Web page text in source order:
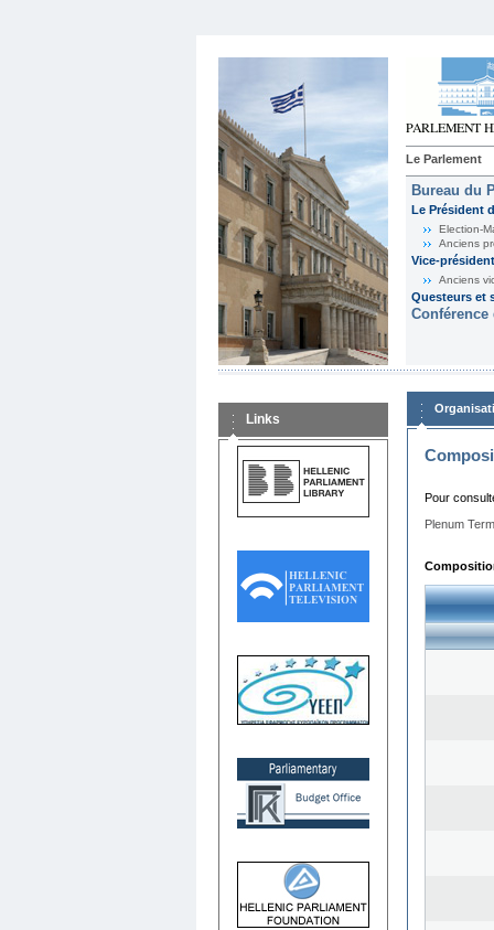
Le Parlement
Bureau du
Le Président
Election-
Anciens
Vice-
Anciens
Questeurs et
Links
Pour
Plenum